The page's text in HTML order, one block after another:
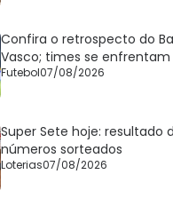
Confira o retrospecto do
Vasco; times se
Futebol07/08/2026
Super Sete hoje: resultado
números sorteados
Loterias07/08/2026